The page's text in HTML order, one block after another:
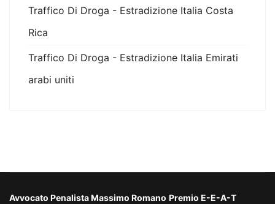
Traffico Di Droga - Estradizione Italia Costa
Rica
Traffico Di Droga - Estradizione Italia Emirati
arabi uniti
Avvocato Penalista Massimo Romano Premio E-E-A-T